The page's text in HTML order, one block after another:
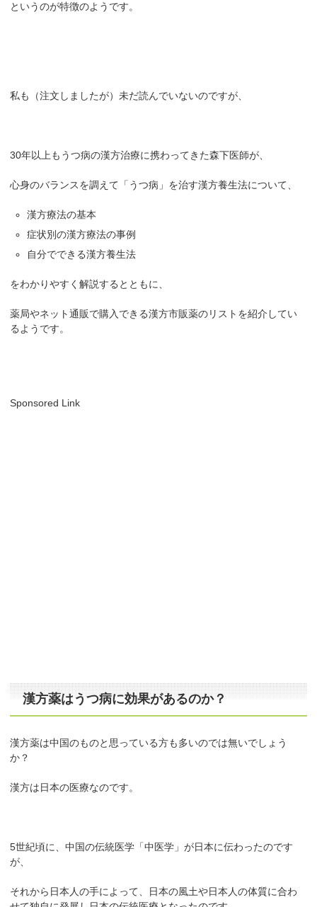
というのが特徴のようです。
私も（注文しましたが）未だ読んでいないのですが、
30年以上もうつ病の漢方治療に携わってきた森下医師が、
心身のバランスを調えて「うつ病」を治す漢方養生法について、
漢方療法の基本
症状別の漢方療法の事例
自分でできる漢方養生法
をわかりやすく解説するとともに、
薬局やネット通販で購入できる漢方市販薬のリストを紹介してい
るようです。
Sponsored Link
漢方薬はうつ病に効果があるのか？
漢方薬は中国のものと思っている方も多いのでは無いでしょう
か？
漢方は日本の医療なのです。
5世紀頃に、中国の伝統医学「中医学」が日本に伝わったのです
が、
それから日本人の手によって、日本の風土や日本人の体質に合わ